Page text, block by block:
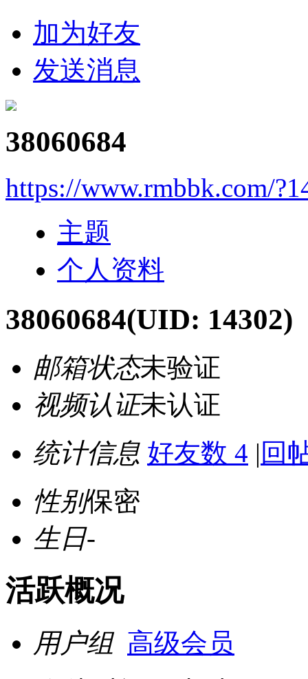
加为好友
发送消息
38060684
https://www.rmbbk.com/
主题
个人资料
38060684(UID: 14302)
邮箱状态未验证
视频认证未认证
统计信息 好友数 4 | 回
性别保密
生日-
活跃概况
用户组 高级会员